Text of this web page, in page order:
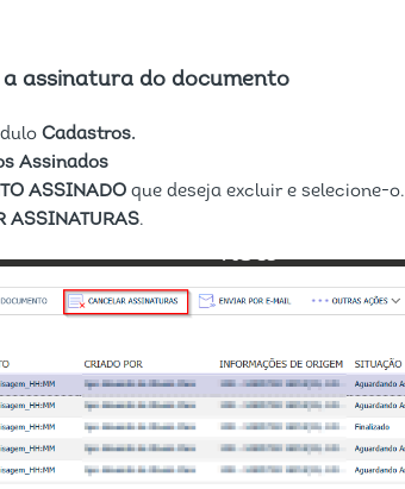
a assinatura do documento
Cadastros.
Assinados
ASSINADO que deseja excluir e selecione-o.
ASSINATURAS.